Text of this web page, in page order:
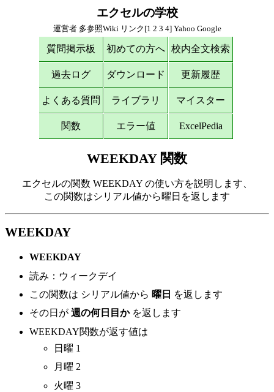
エクセルの学校
運営者 多参照Wiki リンク[1 2 3 4] Yahoo Google
質問掲示板 初めての方へ 校内全文検索
過去ログ ダウンロード 更新履歴
よくある質問 ライブラリ マイスター
関数 エラー値 ExcelPedia
WEEKDAY 関数
エクセルの関数 WEEKDAY の使い方を説明します、
この関数はシリアル値から曜日を返します
WEEKDAY
WEEKDAY
読み：ウィークデイ
この関数は シリアル値から 曜日 を返します
その日が 週の何日目かを返します
WEEKDAY関数が返す値は
日曜 1
月曜 2
火曜 3